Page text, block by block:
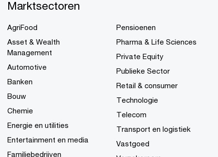
Marktsectoren
AgriFood
Asset & Wealth
Management
Automotive
Banken
Bouw
Chemie
Energie en utilities
Entertainment en media
Familiebedrijven
Pensioenen
Pharma & Life Sciences
Private Equity
Publieke Sector
Retail & consumer
Technologie
Telecom
Transport en logistiek
Vastgoed